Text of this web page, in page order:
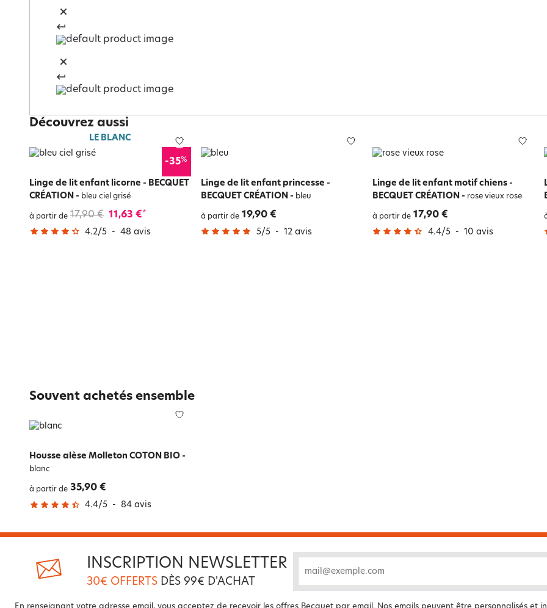
Découvrez aussi
LE BLANC
-35%
Linge de lit enfant licorne - BECQUET
CRÉATION - bleu ciel grisé
à partir de 17,90 € 11,63 €*
4.2/5 - 48 avis
Linge de lit enfant princesse -
BECQUET CRÉATION - bleu
à partir de 19,90 €
5/5 - 12 avis
Linge de lit enfant motif chiens -
BECQUET CRÉATION - rose vieux rose
à partir de 17,90 €
4.4/5 - 10 avis
Souvent achetés ensemble
Housse alèse Molleton COTON BIO -
blanc
à partir de 35,90 €
4.4/5 - 84 avis
INSCRIPTION NEWSLETTER
30€ OFFERTS DÈS 99€ D'ACHAT